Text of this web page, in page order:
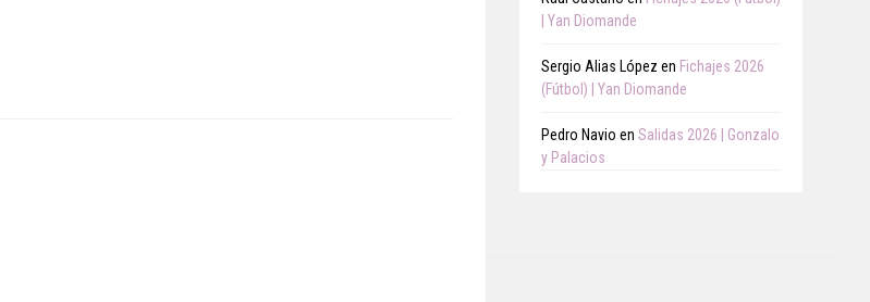
| Yan Diomande
Sergio Alias López en Fichajes 2026
(Fútbol) | Yan Diomande
Pedro Navio en Salidas 2026 | Gonzalo
y Palacios